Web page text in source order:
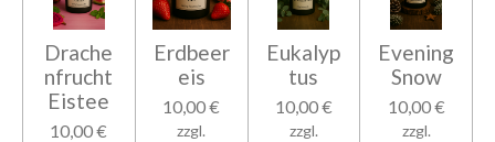
Drache
nfrucht
Eistee
10,00 €
Erdbeer
eis
10,00 €
zzgl.
Eukalyp
tus
10,00 €
zzgl.
Evening
Snow
10,00 €
zzgl.